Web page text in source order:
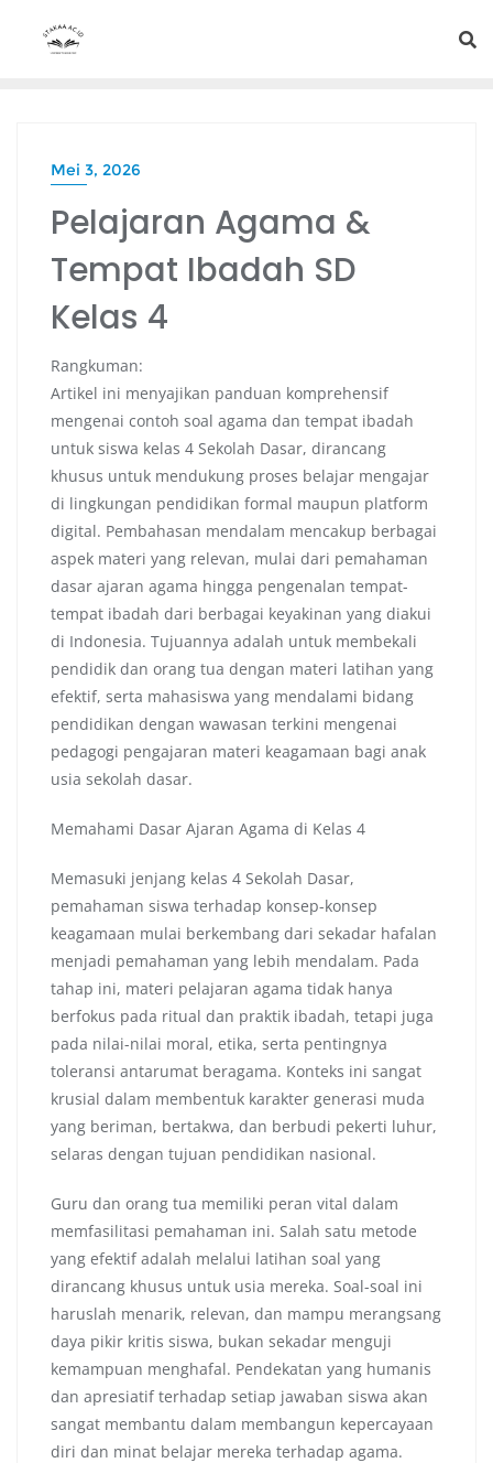
Mei 3, 2026
Pelajaran Agama &
Tempat Ibadah SD
Kelas 4
Rangkuman:
Artikel ini menyajikan panduan komprehensif
mengenai contoh soal agama dan tempat ibadah
untuk siswa kelas 4 Sekolah Dasar, dirancang
khusus untuk mendukung proses belajar mengajar
di lingkungan pendidikan formal maupun platform
digital. Pembahasan mendalam mencakup berbagai
aspek materi yang relevan, mulai dari pemahaman
dasar ajaran agama hingga pengenalan tempat-
tempat ibadah dari berbagai keyakinan yang diakui
di Indonesia. Tujuannya adalah untuk membekali
pendidik dan orang tua dengan materi latihan yang
efektif, serta mahasiswa yang mendalami bidang
pendidikan dengan wawasan terkini mengenai
pedagogi pengajaran materi keagamaan bagi anak
usia sekolah dasar.
Memahami Dasar Ajaran Agama di Kelas 4
Memasuki jenjang kelas 4 Sekolah Dasar,
pemahaman siswa terhadap konsep-konsep
keagamaan mulai berkembang dari sekadar hafalan
menjadi pemahaman yang lebih mendalam. Pada
tahap ini, materi pelajaran agama tidak hanya
berfokus pada ritual dan praktik ibadah, tetapi juga
pada nilai-nilai moral, etika, serta pentingnya
toleransi antarumat beragama. Konteks ini sangat
krusial dalam membentuk karakter generasi muda
yang beriman, bertakwa, dan berbudi pekerti luhur,
selaras dengan tujuan pendidikan nasional.
Guru dan orang tua memiliki peran vital dalam
memfasilitasi pemahaman ini. Salah satu metode
yang efektif adalah melalui latihan soal yang
dirancang khusus untuk usia mereka. Soal-soal ini
haruslah menarik, relevan, dan mampu merangsang
daya pikir kritis siswa, bukan sekadar menguji
kemampuan menghafal. Pendekatan yang humanis
dan apresiatif terhadap setiap jawaban siswa akan
sangat membantu dalam membangun kepercayaan
diri dan minat belajar mereka terhadap agama.